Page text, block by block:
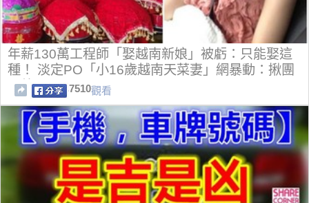
年薪130萬工程師「娶越南新娘」被虧：只能娶這
種！ 淡定PO「小16歲越南天菜妻」網暴動：揪團
娶外配
7510觀看